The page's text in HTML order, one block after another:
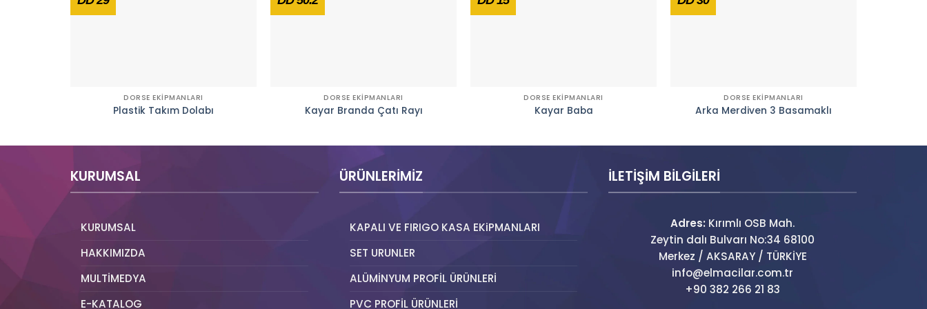
DORSE EKİPMANLARI
Plastik Takım Dolabı
DORSE EKİPMANLARI
Kayar Branda Çatı Rayı
DORSE EKİPMANLARI
Kayar Baba
DORSE EKİPMANLARI
Arka Merdiven 3 Basamaklı
KURUMSAL
KURUMSAL
HAKKIMIZDA
MULTİMEDYA
E-KATALOG
ÜRÜNLERIMIZ
KAPALI VE FIRIGO KASA EKiPMANLARI
SET URUNLER
ALÜMİNYUM PROFİL ÜRÜNLERİ
PVC PROFİL ÜRÜNLERİ
İLETİŞİM BİLGİLERİ
Adres: Kırımlı OSB Mah.
Zeytin dalı Bulvarı No:34 68100
Merkez / AKSARAY / TÜRKİYE
info@elmacilar.com.tr
+90 382 266 21 83